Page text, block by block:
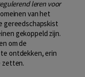
leren voor
van het
gereedschapskist
gekoppeld zijn.
om de
ontdekken, erin
zetten.